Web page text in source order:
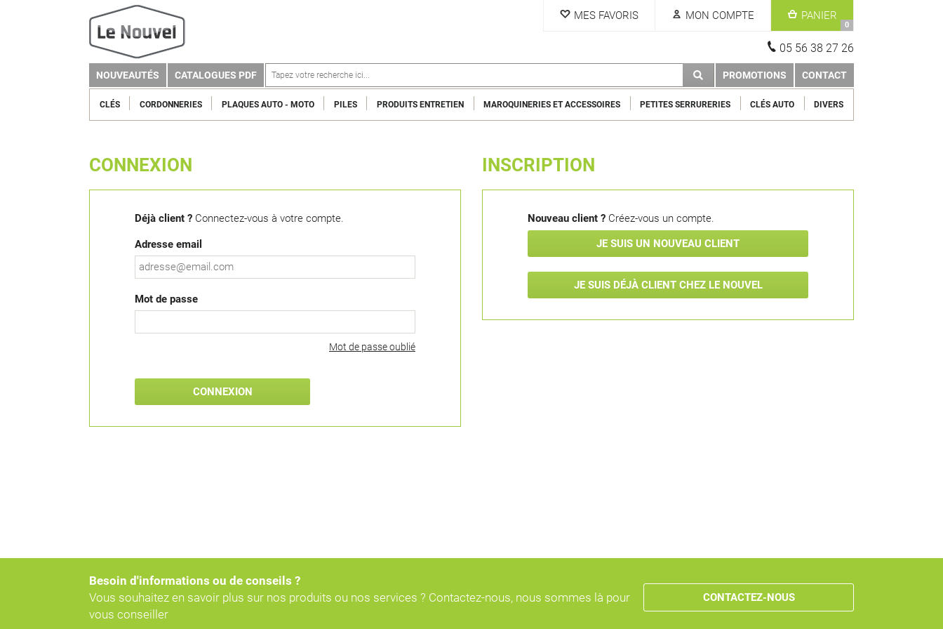
MES FAVORIS MON COMPTE PANIER
0
05 56 38 27 26
NOUVEAUTÉS CATALOGUES PDF PROMOTIONS CONTACT
CLÉS CORDONNERIES PLAQUES AUTO - MOTO PILES PRODUITS ENTRETIEN MAROQUINERIES ET ACCESSOIRES PETITES SERRURERIES CLÉS AUTO DIVERS
CONNEXION
Déjà client ? Connectez-vous à votre compte.
Adresse email
Mot de passe
Mot de passe oublié
INSCRIPTION
Nouveau client ? Créez-vous un compte.
JE SUIS UN NOUVEAU CLIENT
JE SUIS DÉJÀ CLIENT CHEZ LE NOUVEL
Besoin d'informations ou de conseils ?
Vous souhaitez en savoir plus sur nos produits ou nos services ? Contactez-nous, nous sommes là pour
vous conseiller
CONTACTEZ-NOUS